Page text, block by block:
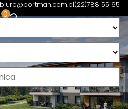
biuro@portman.com.pl(22)788 55 65
0